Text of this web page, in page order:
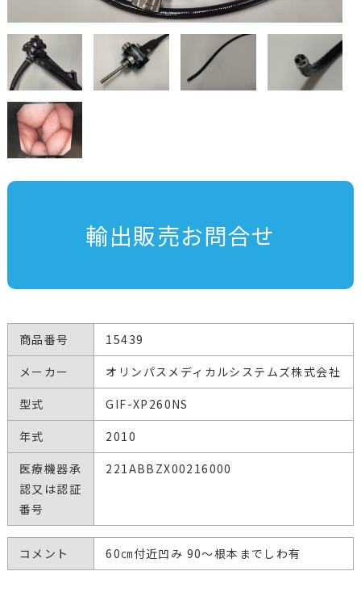
輸出販売お問合せ
商品番号
15439
メーカー
オリンパスメディカルシステムズ株式会社
型式
GIF-XP260NS
年式
2010
医療機器承
認又は認証
番号
221ABBZX00216000
コメント 60㎝付近凹み 90～根本までしわ有